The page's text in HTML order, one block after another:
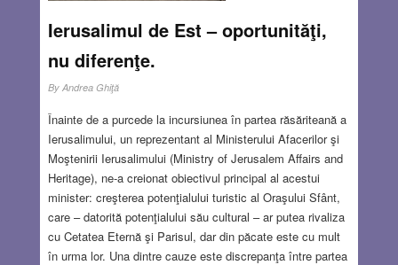
Ierusalimul de Est – oportunităţi,
nu diferenţe.
By Andrea Ghiţă
Înainte de a purcede la incursiunea în partea răsăriteană a
Ierusalimului, un reprezentant al Ministerului Afacerilor şi
Moştenirii Ierusalimului (Ministry of Jerusalem Affairs and
Heritage), ne-a creionat obiectivul principal al acestui
minister: creşterea potenţialului turistic al Oraşului Sfânt,
care – datorită potenţialului său cultural – ar putea rivaliza
cu Cetatea Eternă şi Parisul, dar din păcate este cu mult
în urma lor. Una dintre cauze este discrepanţa între partea